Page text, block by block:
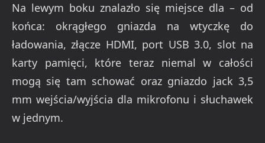
Na lewym boku znalazło się miejsce dla – od
końca: okrągłego gniazda na wtyczkę do
ładowania, złącze HDMI, port USB 3.0, slot na
karty pamięci, które teraz niemal w całości
mogą się tam schować oraz gniazdo jack 3,5
mm wejścia/wyjścia dla mikrofonu i słuchawek
w jednym.